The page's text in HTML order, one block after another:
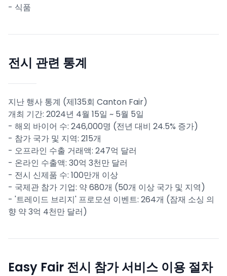
- 식품
전시 관련 통계
지난 행사 통계 (제135회 Canton Fair)
개최 기간: 2024년 4월 15일 ~ 5월 5일
- 해외 바이어 수: 246,000명 (전년 대비 24.5% 증가)
- 참가 국가 및 지역: 215개
- 오프라인 수출 거래액: 247억 달러
- 온라인 수출액: 30억 3천만 달러
- 전시 신제품 수: 100만개 이상
- 국제관 참가 기업: 약 680개 (50개 이상 국가 및 지역)
- '트레이드 브리지' 프로모션 이벤트: 264개 (잠재 소싱 의
향 약 3억 4천만 달러)
Easy Fair 전시 참가 서비스 이용 절차